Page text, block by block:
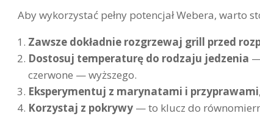
Aby wykorzystać pełny potencjał Webera, warto
Zawsze dokładnie rozgrzewaj grill przed
Dostosuj temperaturę do rodzaju jedzenia
czerwone — wyższego.
Eksperymentuj z marynatami i przyprawami
Korzystaj z pokrywy — to klucz do